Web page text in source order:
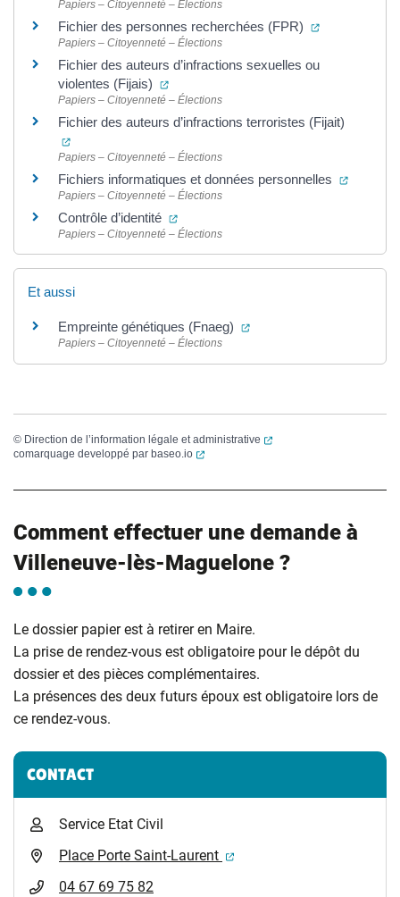
Papiers – Citoyenneté – Élections
Fichier des personnes recherchées (FPR) (ouverture
Papiers – Citoyenneté – Élections
Fichier des auteurs d’infractions sexuelles ou
violentes (Fijais)
(ouverture dans un nouvel onglet)
Papiers – Citoyenneté – Élections
Fichier des auteurs d’infractions terroristes (Fijait)
(ouverture dans un nouvel onglet)
Papiers – Citoyenneté – Élections
Fichiers informatiques et données personnelles
Papiers – Citoyenneté – Élections
Contrôle d’identité (ouverture dans un nouvel onglet)
Papiers – Citoyenneté – Élections
Et aussi
Empreinte génétiques (Fnaeg) (ouverture dans un
Papiers – Citoyenneté – Élections
© Direction de l’information légale et administrative
(ouverture dans un
comarquage developpé par baseo.io (ouverture dans un nouvel onglet)
Comment effectuer une demande à
Villeneuve-lès-Maguelone ?
Le dossier papier est à retirer en Maire.
La prise de rendez-vous est obligatoire pour le dépôt du
dossier et des pièces complémentaires.
La présences des deux futurs époux est obligatoire lors de
ce rendez-vous.
Informations complémentaires
CONTACT
Service Etat Civil
Place Porte Saint-Laurent
(ouverture dans un
04 67 69 75 82